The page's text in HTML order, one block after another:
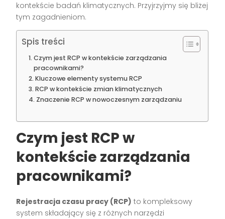
kontekście badań klimatycznych. Przyjrzyjmy się bliżej
tym zagadnieniom.
Spis treści
Czym jest RCP w kontekście zarządzania
pracownikami?
Kluczowe elementy systemu RCP
RCP w kontekście zmian klimatycznych
Znaczenie RCP w nowoczesnym zarządzaniu
Czym jest RCP w
kontekście zarządzania
pracownikami?
Rejestracja czasu pracy (RCP) to kompleksowy
system składający się z różnych narzędzi